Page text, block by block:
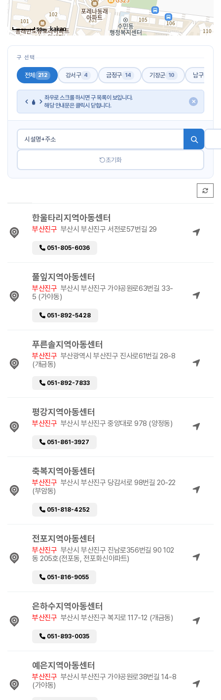
50m
구 선택
전체 212 강서구 4 금정구 14 기장군 10 남구
좌우로 스크롤 하시면 구 목록이 보입니다.
해당 안내문은 클릭시 닫힙니다.
✕
초기화
한울타리지역아동센터
부산진구 부산시 부산진구 서전로57번길 29
051-805-6036
풀잎지역아동센터
부산진구 부산시 부산진구 가야공원로63번길 33-
5 (가야동)
051-892-5428
푸른솔지역아동센터
부산진구 부산광역시 부산진구 진사로61번길 28-8
(개금동)
051-892-7833
평강지역아동센터
부산진구 부산시 부산진구 중앙대로 978 (양정동)
051-861-3927
축복지역아동센터
부산진구 부산시 부산진구 당감서로 98번길 20-22
(부암동)
051-818-4252
전포지역아동센터
부산진구 부산시 부산진구 진남로356번길 90 102
동 205호(전포동, 전포화신아파트)
051-816-9055
은하수지역아동센터
부산진구 부산시 부산진구 복지로 117-12 (개금동)
051-893-0035
예은지역아동센터
부산진구 부산시 부산진구 가야공원로38번길 14-8
(가야동)